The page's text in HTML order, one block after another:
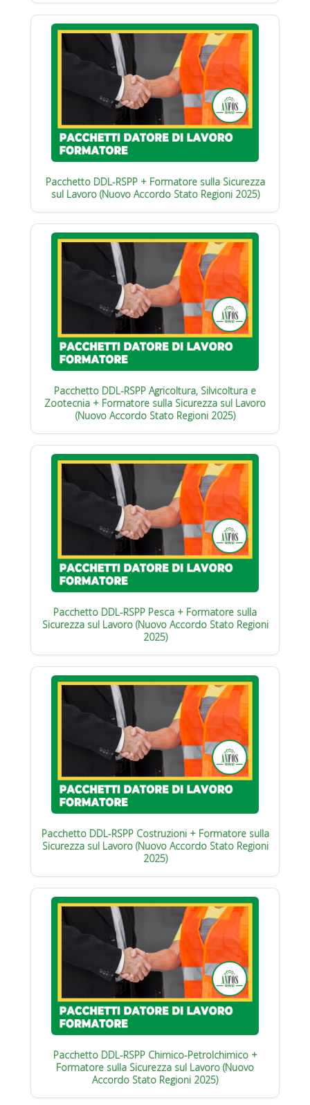
Pacchetto DDL-RSPP + Formatore sulla Sicurezza
sul Lavoro (Nuovo Accordo Stato Regioni 2025)
Pacchetto DDL-RSPP Agricoltura, Silvicoltura e
Zootecnia + Formatore sulla Sicurezza sul Lavoro
(Nuovo Accordo Stato Regioni 2025)
Pacchetto DDL-RSPP Pesca + Formatore sulla
Sicurezza sul Lavoro (Nuovo Accordo Stato Regioni
2025)
Pacchetto DDL-RSPP Costruzioni + Formatore sulla
Sicurezza sul Lavoro (Nuovo Accordo Stato Regioni
2025)
Pacchetto DDL-RSPP Chimico-Petrolchimico +
Formatore sulla Sicurezza sul Lavoro (Nuovo
Accordo Stato Regioni 2025)